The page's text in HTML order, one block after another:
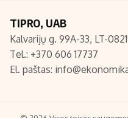
Redakcija
Apie mus
Redakcijos politika
TIPRO, UAB
Kalvarijų g. 99A-33, LT-
Tel.: +370 606 17737
El. paštas: